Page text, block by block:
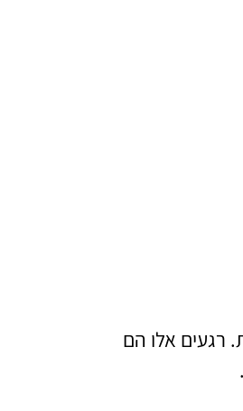
רגעים אלו הם